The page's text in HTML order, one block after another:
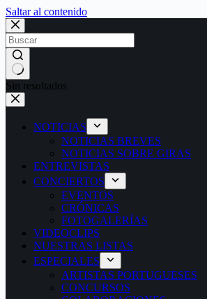
Saltar al contenido
Sin resultados
NOTICIAS
NOTICIAS BREVES
NOTICIAS SOBRE GIRAS
ENTREVISTAS
CONCIERTOS
EVENTOS
CRÓNICAS
FOTOGALERÍAS
VIDEOCLIPS
NUESTRAS LISTAS
ESPECIALES
ARTISTAS PORTUGUESES
CONCURSOS